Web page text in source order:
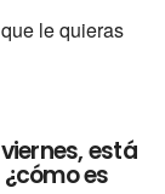
le quieras
está
es